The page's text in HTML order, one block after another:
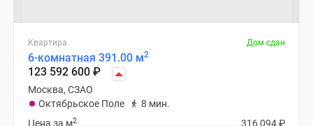
Квартира Дом сдан
6-комнатная 391.00 м2
123 592 600 ₽
Москва, СЗАО
Октябрьское Поле
8 мин.
316 094₽
Цена за м2